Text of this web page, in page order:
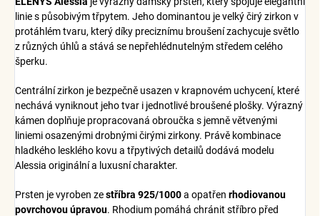
linie s působivým třpytem. Jeho dominantou je velký čirý zirkon v
protáhlém tvaru, který díky preciznímu broušení zachycuje světlo
z různých úhlů a stává se nepřehlédnutelným středem celého
šperku.
Centrální zirkon je bezpečně usazen v krapnovém uchycení, které
nechává vyniknout jeho tvar i jednotlivé broušené plošky. Výrazný
kámen doplňuje propracovaná obroučka s jemně větvenými
liniemi osazenými drobnými čirými zirkony. Právě kombinace
hladkého lesklého kovu a třpytivých detailů dodává modelu
Alessia originální a luxusní charakter.
Prsten je vyroben zestříbra 925/1000a opatřen rhodiovanou
povrchovou úpravou. Rhodium pomáhá chránit stříbro před